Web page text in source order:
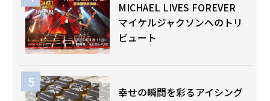
MICHAEL LIVES FOREVER
マイケルジャクソンへのトリ
ビュート
幸せの瞬間を彩るアイシング